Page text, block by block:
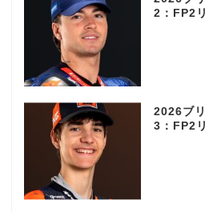
2：FP2
2026ブ
3：FP2